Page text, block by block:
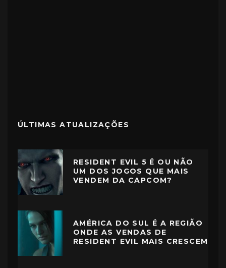
ÚLTIMAS ATUALIZAÇÕES
RESIDENT EVIL 5 É OU NÃO
UM DOS JOGOS QUE MAIS
VENDEM DA CAPCOM?
AMÉRICA DO SUL É A REGIÃO
ONDE AS VENDAS DE
RESIDENT EVIL MAIS CRESCEM